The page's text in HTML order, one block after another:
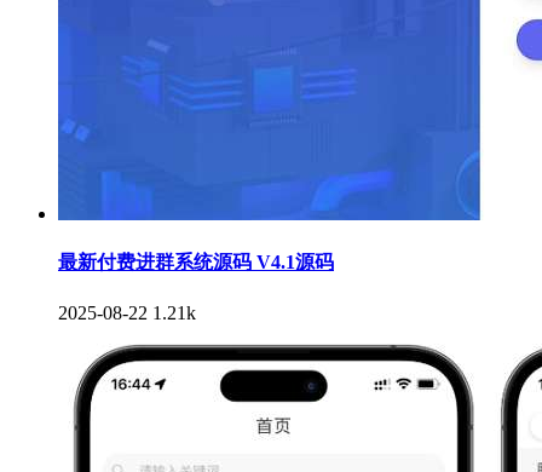
最新付费进群系统源码 V4.1源码
2025-08-22 1.21k